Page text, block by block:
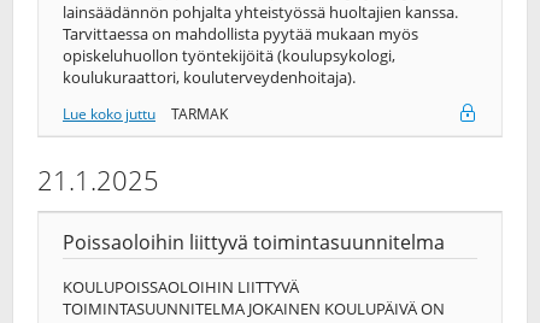
lainsäädännön pohjalta yhteistyössä huoltajien kanssa.
Tarvittaessa on mahdollista pyytää mukaan myös
opiskeluhuollon työntekijöitä (koulupsykologi,
koulukuraattori, kouluterveydenhoitaja).
Lue koko juttu TARMAK
21.1.2025
Poissaoloihin liittyvä toimintasuunnitelma
KOULUPOISSAOLOIHIN LIITTYVÄ
TOIMINTASUUNNITELMA JOKAINEN KOULUPÄIVÄ ON